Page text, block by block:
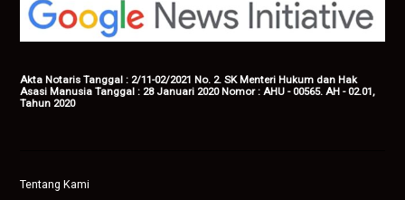
Akta Notaris Tanggal : 2/11-02/2021 No. 2. SK Menteri Hukum dan Hak
Asasi Manusia Tanggal : 28 Januari 2020 Nomor : AHU - 00565. AH - 02.01,
Tahun 2020
Tentang Kami